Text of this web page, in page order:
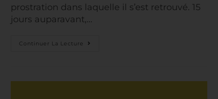
prostration dans laquelle il s’est retrouvé. 15
jours auparavant,…
Continuer La Lecture